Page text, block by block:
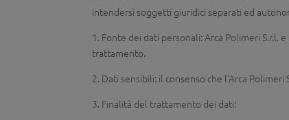
intendersi soggetti giuridici separati ed
1. Fonte dei dati personali: Arca Polimeri
trattamento.
2. Dati sensibili: il consenso che l’Arca
3. Finalità del trattamento dei dati: